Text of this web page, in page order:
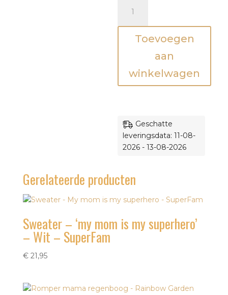
Tea
outfit
Toevoegen
aan
winkelwagen
Geschatte
leveringsdata: 11-08-
2026 - 13-08-2026
Gerelateerde producten
Sweater – ‘my mom is my superhero’
– Wit – SuperFam
€21,95